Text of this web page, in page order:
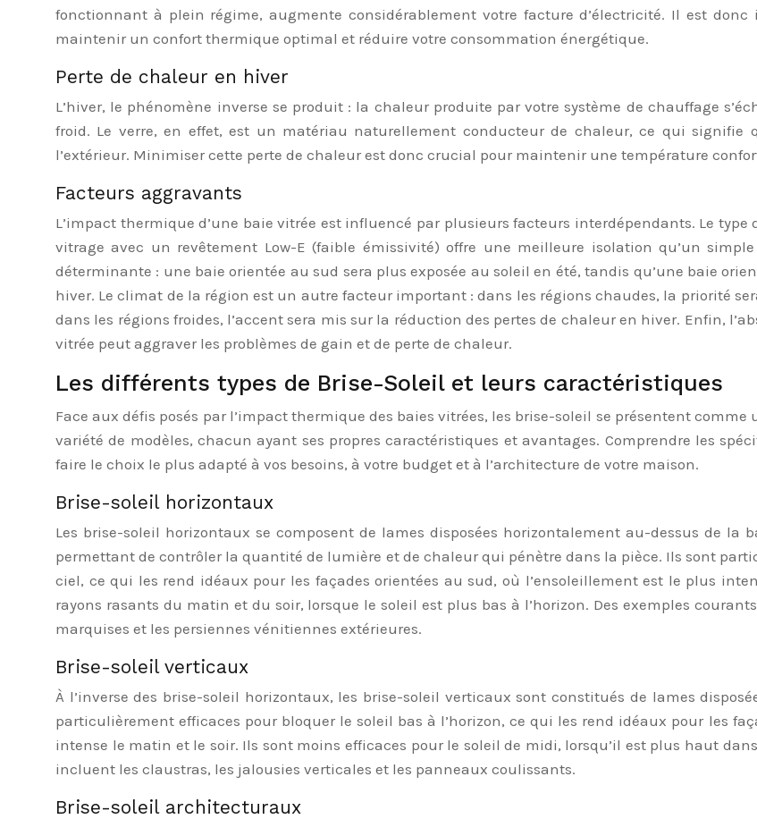
fonctionnant à plein régime, augmente considérablement votre facture d’électricité. Il est
maintenir un confort thermique optimal et réduire votre consommation énergétique.
Perte de chaleur en hiver
L’hiver, le phénomène inverse se produit : la chaleur produite par votre système de chauffage
froid. Le verre, en effet, est un matériau naturellement conducteur de chaleur, ce qui signifie
l’extérieur. Minimiser cette perte de chaleur est donc crucial pour maintenir une température
Facteurs aggravants
L’impact thermique d’une baie vitrée est influencé par plusieurs facteurs interdépendants. Le
vitrage avec un revêtement Low-E (faible émissivité) offre une meilleure isolation qu’un
déterminante : une baie orientée au sud sera plus exposée au soleil en été, tandis qu’une baie
hiver. Le climat de la région est un autre facteur important : dans les régions chaudes, la priorité
dans les régions froides, l’accent sera mis sur la réduction des pertes de chaleur en hiver. Enfin,
vitrée peut aggraver les problèmes de gain et de perte de chaleur.
Les différents types de Brise-Soleil et leurs caractéristiques
Face aux défis posés par l’impact thermique des baies vitrées, les brise-soleil se présentent
variété de modèles, chacun ayant ses propres caractéristiques et avantages. Comprendre les
faire le choix le plus adapté à vos besoins, à votre budget et à l’architecture de votre maison.
Brise-soleil horizontaux
Les brise-soleil horizontaux se composent de lames disposées horizontalement au-dessus de la
permettant de contrôler la quantité de lumière et de chaleur qui pénètre dans la pièce. Ils sont
ciel, ce qui les rend idéaux pour les façades orientées au sud, où l’ensoleillement est le plus
rayons rasants du matin et du soir, lorsque le soleil est plus bas à l’horizon. Des exemples
marquises et les persiennes vénitiennes extérieures.
Brise-soleil verticaux
À l’inverse des brise-soleil horizontaux, les brise-soleil verticaux sont constitués de lames
particulièrement efficaces pour bloquer le soleil bas à l’horizon, ce qui les rend idéaux pour les
intense le matin et le soir. Ils sont moins efficaces pour le soleil de midi, lorsqu’il est plus haut
incluent les claustras, les jalousies verticales et les panneaux coulissants.
Brise-soleil architecturaux